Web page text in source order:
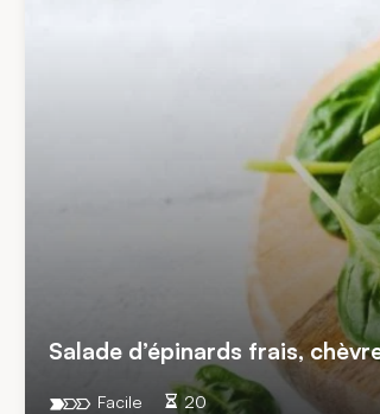
Salade d’épinards frais,
20
Facile